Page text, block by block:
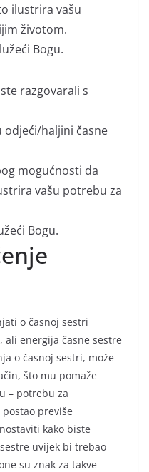
ilustrira vašu
životom.
Bogu.
razgovarali s
odjeći/haljini časne
mogućnosti da
vašu potrebu za
Bogu.
o časnoj sestri
energija časne sestre
o časnoj sestri, može
što mu pomaže
– potrebu za
previše
kako biste
uvijek bi trebao
su znak za takve